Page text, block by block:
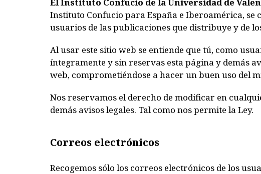
Instituto Confucio para España e Iberoamérica,
usuarios de las publicaciones que distribuye y de
Al usar este sitio web se entiende que tú, como
íntegramente y sin reservas esta página y demás
web, comprometiéndose a hacer un buen uso del
Nos reservamos el derecho de modificar en
demás avisos legales. Tal como nos permite la Ley.
Correos electrónicos
Recogemos sólo los correos electrónicos de los